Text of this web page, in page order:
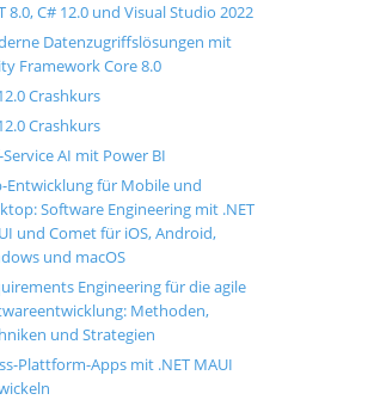
8.0, C# 12.0 und Visual Studio 2022
Datenzugriffslösungen mit
Framework Core 8.0
Crashkurs
Crashkurs
Service AI mit Power BI
Entwicklung für Mobile und
Software Engineering mit .NET
und Comet für iOS, Android,
und macOS
Engineering für die agile
Methoden,
und Strategien
Plattform-Apps mit .NET MAUI